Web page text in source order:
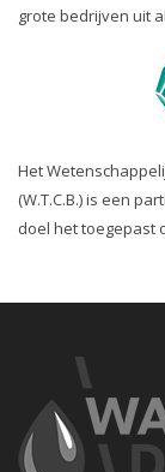
grote bedrijven uit
Het
(W.T.C.B.) is een
doel het toegepast